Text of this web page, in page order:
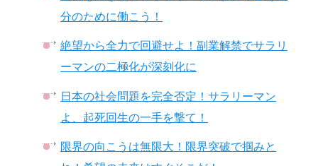
分のために働こう！
絶望から全力で回避せよ！副業解禁でサラリ
ーマンの二極化が深刻化に
日本の社会問題を完全否定！サラリーマン
よ、起死回生の一手を撃て！
限界の向こうは無限大！限界突破で掴みと